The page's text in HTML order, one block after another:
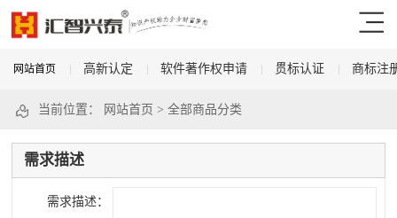
网站首页 高新认定 软件著作权申请 贯标认证 商标注
当前位置： 网站首页 > 全部商品分类
需求描述
需求描述：